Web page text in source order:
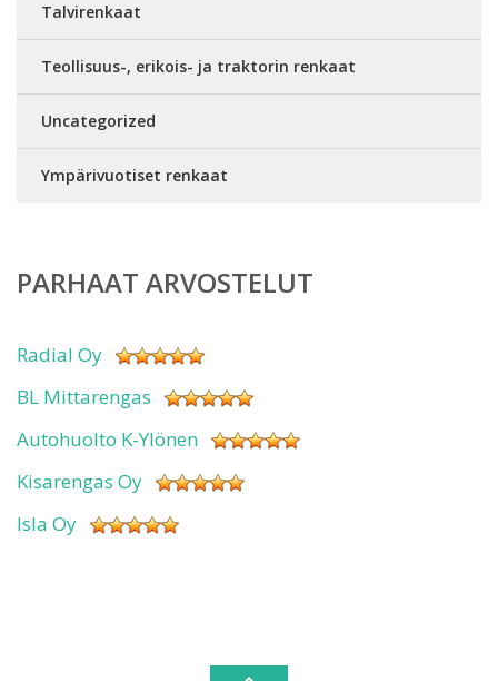
Talvirenkaat
Teollisuus-, erikois- ja traktorin renkaat
Uncategorized
Ympärivuotiset renkaat
PARHAAT ARVOSTELUT
Radial Oy
BL Mittarengas
Autohuolto K-Ylönen
Kisarengas Oy
Isla Oy